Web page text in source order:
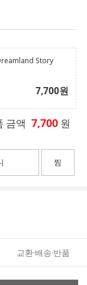
Story
7,700원
금액 7,700 원
찜
교환·배송·반품